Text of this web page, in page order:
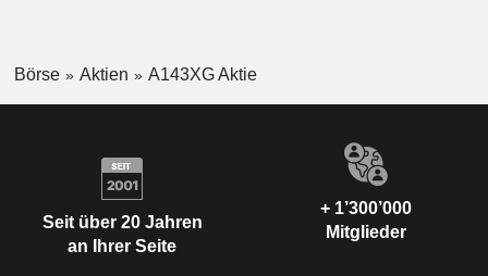
Börse Aktien A143XG Aktie
Seit über 20 Jahren
an Ihrer Seite
+ 1’300’000
Mitglieder